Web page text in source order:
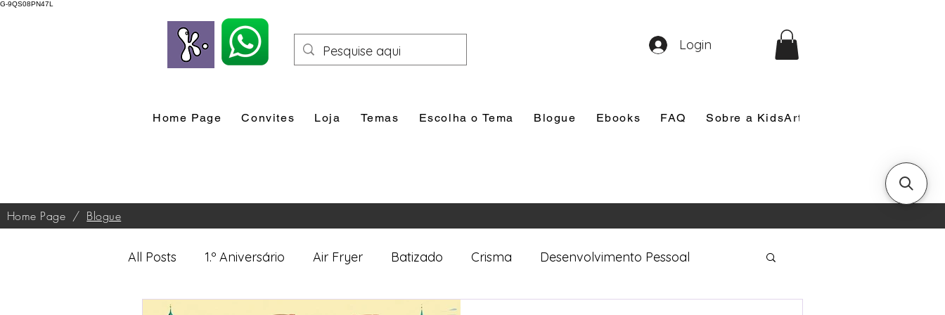
G-9QS08PN47L
Home Page Convites Loja Temas Escolha o Tema Blogue Ebooks FAQ Sobre a KidsArt
Login
Home Page / Blogue
All Posts 1.º Aniversário Air Fryer Batizado Crisma Desenvolvimento Pessoal